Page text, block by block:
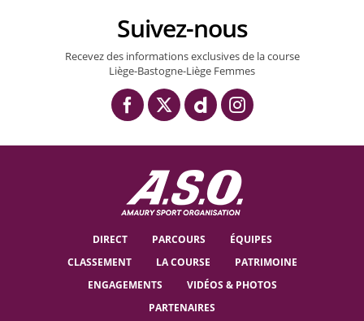
Suivez-nous
Recevez des informations exclusives de la course
Liège-Bastogne-Liège Femmes
DIRECT PARCOURS
ÉQUIPES
CLASSEMENT
LA COURSE
PATRIMOINE
ENGAGEMENTS
VIDÉOS & PHOTOS
PARTENAIRES